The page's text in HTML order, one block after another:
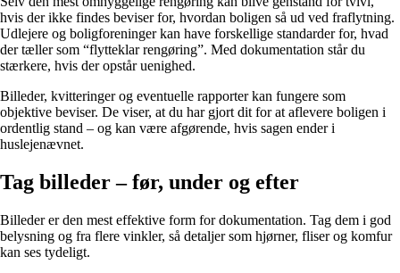
hvis der ikke findes beviser for, hvordan boligen så ud ved fraflytning.
Udlejere og boligforeninger kan have forskellige standarder for, hvad
der tæller som “flytteklar rengøring”. Med dokumentation står du
stærkere, hvis der opstår uenighed.
Billeder, kvitteringer og eventuelle rapporter kan fungere som
objektive beviser. De viser, at du har gjort dit for at aflevere boligen i
ordentlig stand – og kan være afgørende, hvis sagen ender i
huslejenævnet.
Tag billeder – før, under og efter
Billeder er den mest effektive form for dokumentation. Tag dem i god
belysning og fra flere vinkler, så detaljer som hjørner, fliser og komfur
kan ses tydeligt.